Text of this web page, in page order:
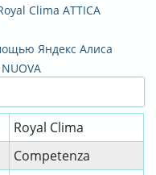
Royal Clima
Competenza
Clima ATTICA
Яндекс Алиса